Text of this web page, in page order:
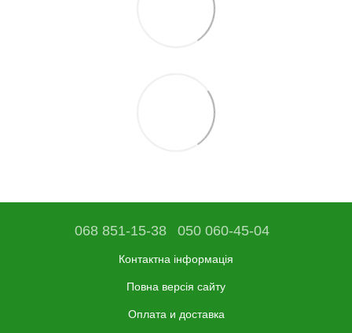
068 851-15-38 050 060-45-04
Контактна інформація
Повна версія сайту
Оплата и доставка